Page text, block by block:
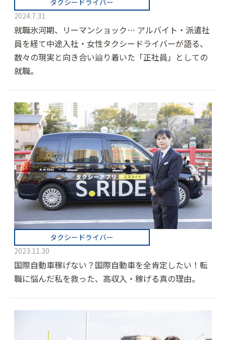
タクシードライバー
2024.7.31
就職氷河期、リーマンショック… アルバイト・派遣社
員を経て中途入社・女性タクシードライバーが語る、
数々の現実と向き合い辿り着いた「正社員」としての
就職。
タクシードライバー
2023.11.30
国際自動車稼げない？国際自動車を全肯定したい！転
職に悩んだ私を救った、高収入・稼げる真の理由。